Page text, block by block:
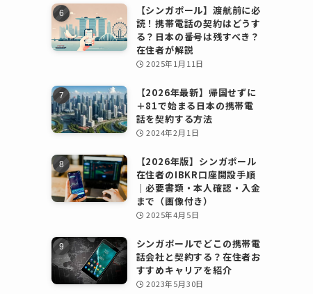
【シンガポール】渡航前に必
読！携帯電話の契約はどうす
る？日本の番号は残すべき？
在住者が解説
2025年1月11日
【2026年最新】帰国せずに
＋81で始まる日本の携帯電
話を契約する方法
2024年2月1日
【2026年版】シンガポール
在住者のIBKR口座開設手順
｜必要書類・本人確認・入金
まで（画像付き）
2025年4月5日
シンガポールでどこの携帯電
話会社と契約する？在住者お
すすめキャリアを紹介
2023年5月30日